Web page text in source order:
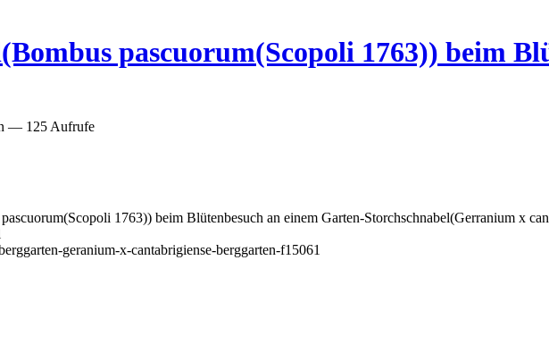
pascuorum(Scopoli 1763)) beim
— 125 Aufrufe
1763)) beim Blütenbesuch an einem Garten-Storchschnabel(Gerranium x
geranium-x-cantabrigiense-berggarten-f15061